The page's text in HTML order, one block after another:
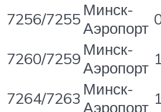
7256/7255 Минск-
Аэропорт
7260/7259 Минск-
Аэропорт
7264/7263 Минск-
Аэропорт